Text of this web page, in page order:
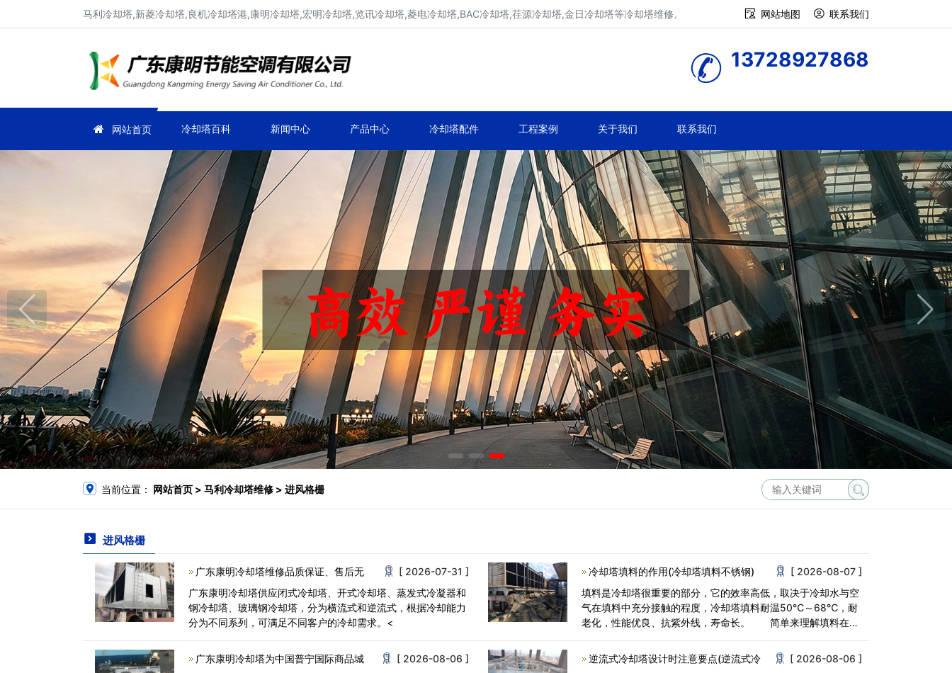
马利冷却塔,新菱冷却塔,良机冷却塔港,康明冷却塔,宏明冷却塔,览讯冷却塔,菱电冷却塔,BAC冷却塔,荏源冷却塔,金日冷却塔等冷却塔维修。 网站地图 联系我们
13728927868
网站首页 冷却塔百科 新闻中心 产品中心 冷却塔配件 工程案例 关于我们 联系我们
当前位置： 网站首页 > 马利冷却塔维修 > 进风格栅
进风格栅
广东康明冷却塔维修品质保证、售后无
[ 2026-07-31 ]
广东康明冷却塔供应闭式冷却塔、开式冷却塔、蒸发式冷凝器和
钢冷却塔、玻璃钢冷却塔，分为横流式和逆流式，根据冷却能力
分为不同系列，可满足不同客户的冷却需求。<
冷却塔填料的作用(冷却塔填料不锈钢)
[ 2026-08-07 ]
填料是冷却塔很重要的部分，它的效率高低，取决于冷却水与空
气在填料中充分接触的程度，冷却塔填料耐温50℃～68℃，耐
老化，性能优良、抗紫外线，寿命长。 简单来理解填料在冷
广东康明冷却塔为中国普宁国际商品城
[ 2026-08-06 ]
逆流式冷却塔设计时注意要点(逆流式冷
[ 2026-08-06 ]